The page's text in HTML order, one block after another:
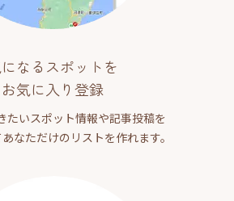
なるスポットを
お気に入り登録
たいスポット情報や記事投稿を
なただけのリストを作れます。